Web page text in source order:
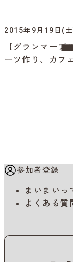
2015年9月19日(
【グランマーブ
ーツ作り、カフ
参加者登録
まいまいっ
よくある質